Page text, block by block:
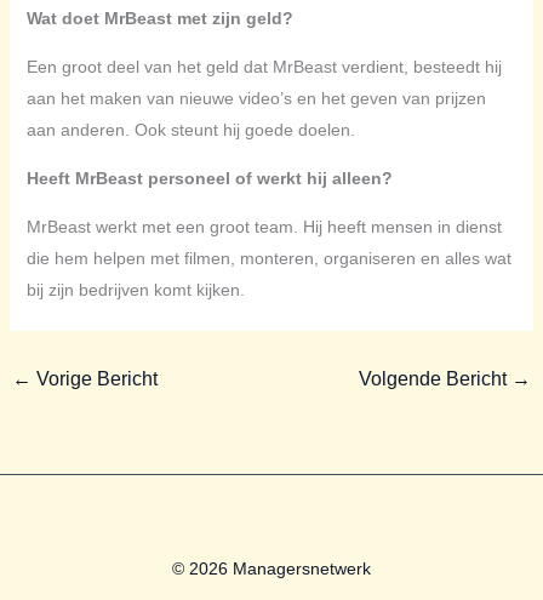
Wat doet MrBeast met zijn geld?
Een groot deel van het geld dat MrBeast verdient, besteedt hij
aan het maken van nieuwe video’s en het geven van prijzen
aan anderen. Ook steunt hij goede doelen.
Heeft MrBeast personeel of werkt hij alleen?
MrBeast werkt met een groot team. Hij heeft mensen in dienst
die hem helpen met filmen, monteren, organiseren en alles wat
bij zijn bedrijven komt kijken.
← Vorige Bericht Volgende Bericht →
© 2026 Managersnetwerk